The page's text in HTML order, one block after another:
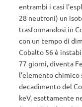
entrambi i casi
28 neutroni) un
trasformandosi in
con un tempo di
Cobalto 56 è
77 giorni, diventa
l’elemento
decadimento del
keV, esattamente